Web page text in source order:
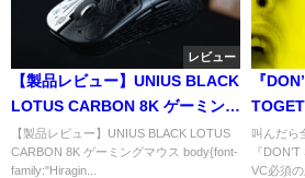
レビュー
【製品レビュー】UNIUS BLACK
LOTUS CARBON 8K ゲーミング
マウス
【製品レビュー】UNIUS BLACK LOTUS
CARBON 8K ゲーミングマウス body{font-
family:"Hiragin...
『
友情破
須の
叫んだら
『
VC必須